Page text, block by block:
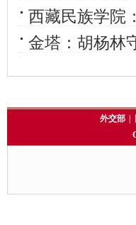
西藏民族学院
金塔：胡杨林
外交部